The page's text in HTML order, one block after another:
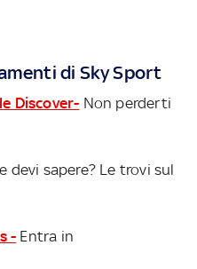
di Sky Sport
Discover- Non perderti
devi sapere? Le trovi sul
- Entra in